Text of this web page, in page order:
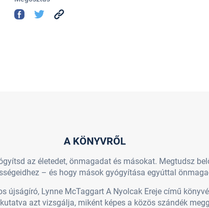
A KÖNYVRŐL
az életedet, önmagadat és másokat. Megtudsz
– és hogy mások gyógyítása egyúttal
újságíró, Lynne McTaggart A Nyolcak Ereje című
azt vizsgálja, miként képes a közös szándék